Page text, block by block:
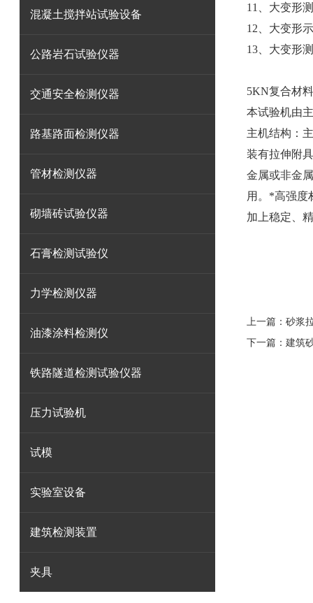
混凝土搅拌站试验设备
公路岩石试验仪器
交通安全检测仪器
路基路面检测仪器
管材检测仪器
砌墙砖试验仪器
石膏检测试验仪
力学检测仪器
油漆涂料检测仪
铁路隧道检测试验仪器
压力试验机
试模
实验室设备
建筑检测装置
夹具
11、大变形
12、大变形
13、大变形
5KN复合材
本试验机由
主机结构：
装有拉伸附
金属或非金
用。*高强度
加上稳定、
上一篇： 砂浆
下一篇： 建筑